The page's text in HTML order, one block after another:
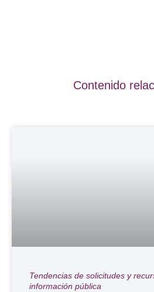
Contenido
Tendencias de solicitudes y
información pública